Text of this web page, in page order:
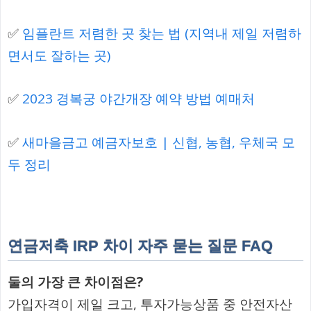
✅ 임플란트 저렴한 곳 찾는 법 (지역내 제일 저렴하
면서도 잘하는 곳)
✅ 2023 경복궁 야간개장 예약 방법 예매처
✅새마을금고 예금자보호 | 신협, 농협, 우체국 모
두 정리
연금저축 IRP 차이 자주 묻는 질문 FAQ
둘의 가장 큰 차이점은?
가입자격이 제일 크고, 투자가능상품 중 안전자산